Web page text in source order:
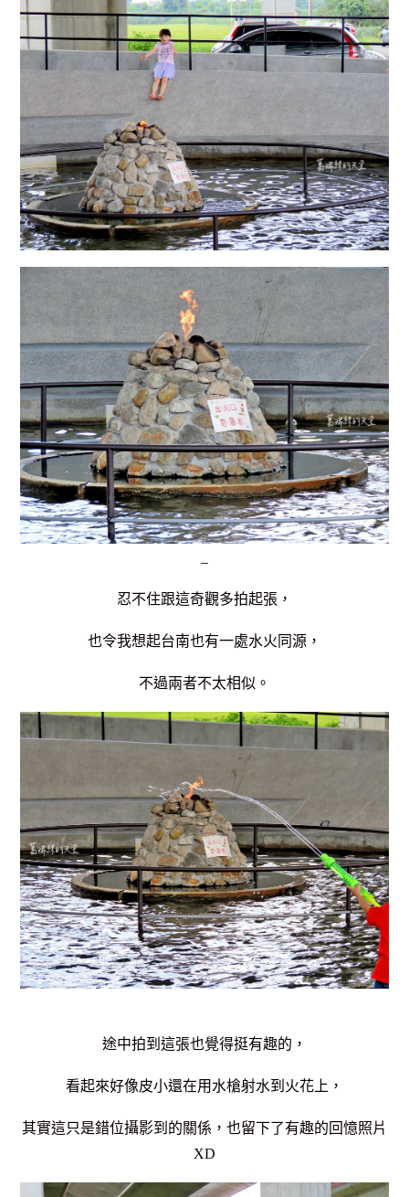
忍不住跟這奇觀多拍起張，
也令我想起台南也有一處水火同源，
不過兩者不太相似。
途中拍到這張也覺得挺有趣的，
看起來好像皮小還在用水槍射水到火花上，
其實這只是錯位攝影到的關係，也留下了有趣的回憶照片
XD